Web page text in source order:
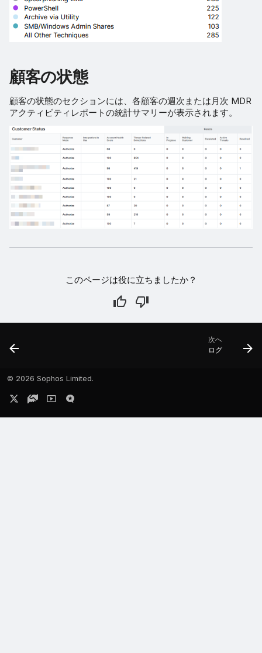
顧客の状態
顧客の状態のセクションには、各顧客の週次または月次 MDR
アクティビティレポートの統計サマリーが表示されます。
このページは役に立ちましたか？
次へ
ログ
© 2026 Sophos Limited.